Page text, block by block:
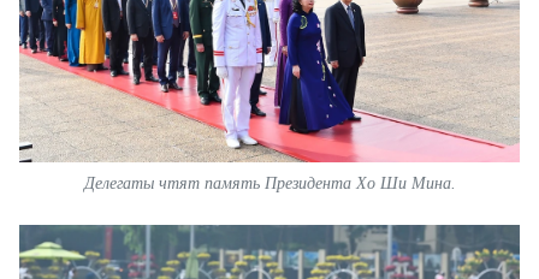
ВСТРЕЧИ - ДИАЛОГИ
ДОСЬЕ И МАТЕРИАЛЫ
О ГАЗЕТЕ «НЯНЗАН»
TIẾNG VIỆT
Делегаты чтят память Президента Хо Ши Мина.